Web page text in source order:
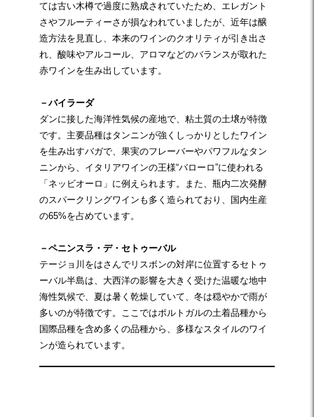
ては古い木樽で過度に熟成されていたため、エレガント
さやフルーティーさが損なわれていましたが、近年は醸
造方法を見直し、本来のワインのクオリティが引き出さ
れ、酸味やアルコール、アロマなどのバランスが取れた
赤ワインを生み出しています。
－バイラーダ
ダンに接した海洋性気候の産地で、粘土質の土壌が特徴
です。主要品種はタンニンが強くしっかりとしたワイン
を生み出すバガで、果実のフレーバーやパワフルなタン
ニンから、イタリアワインの王様“バローロ”に使われる
「ネッビオーロ」に例えられます。また、瓶内二次発酵
のスパークリングワインも多く造られており、国内生産
の65%を占めています。
－ペニンスラ・デ・セトゥーバル
テージョ川をはさんでリスボンの対岸に位置するセトゥ
ーバル半島は、大西洋の影響を大きく受けた温暖な地中
海性気候で、夏は暑く乾燥していて、冬は穏やかで雨が
多いのが特徴です。ここではポルトガルの土着品種から
国際品種を含め多くの品種から、多様なスタイルのワイ
ンが造られています。